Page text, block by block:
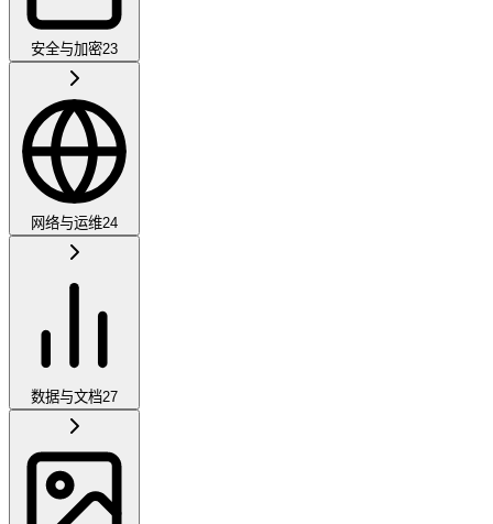
安全与加密23
网络与运维24
数据与文档27